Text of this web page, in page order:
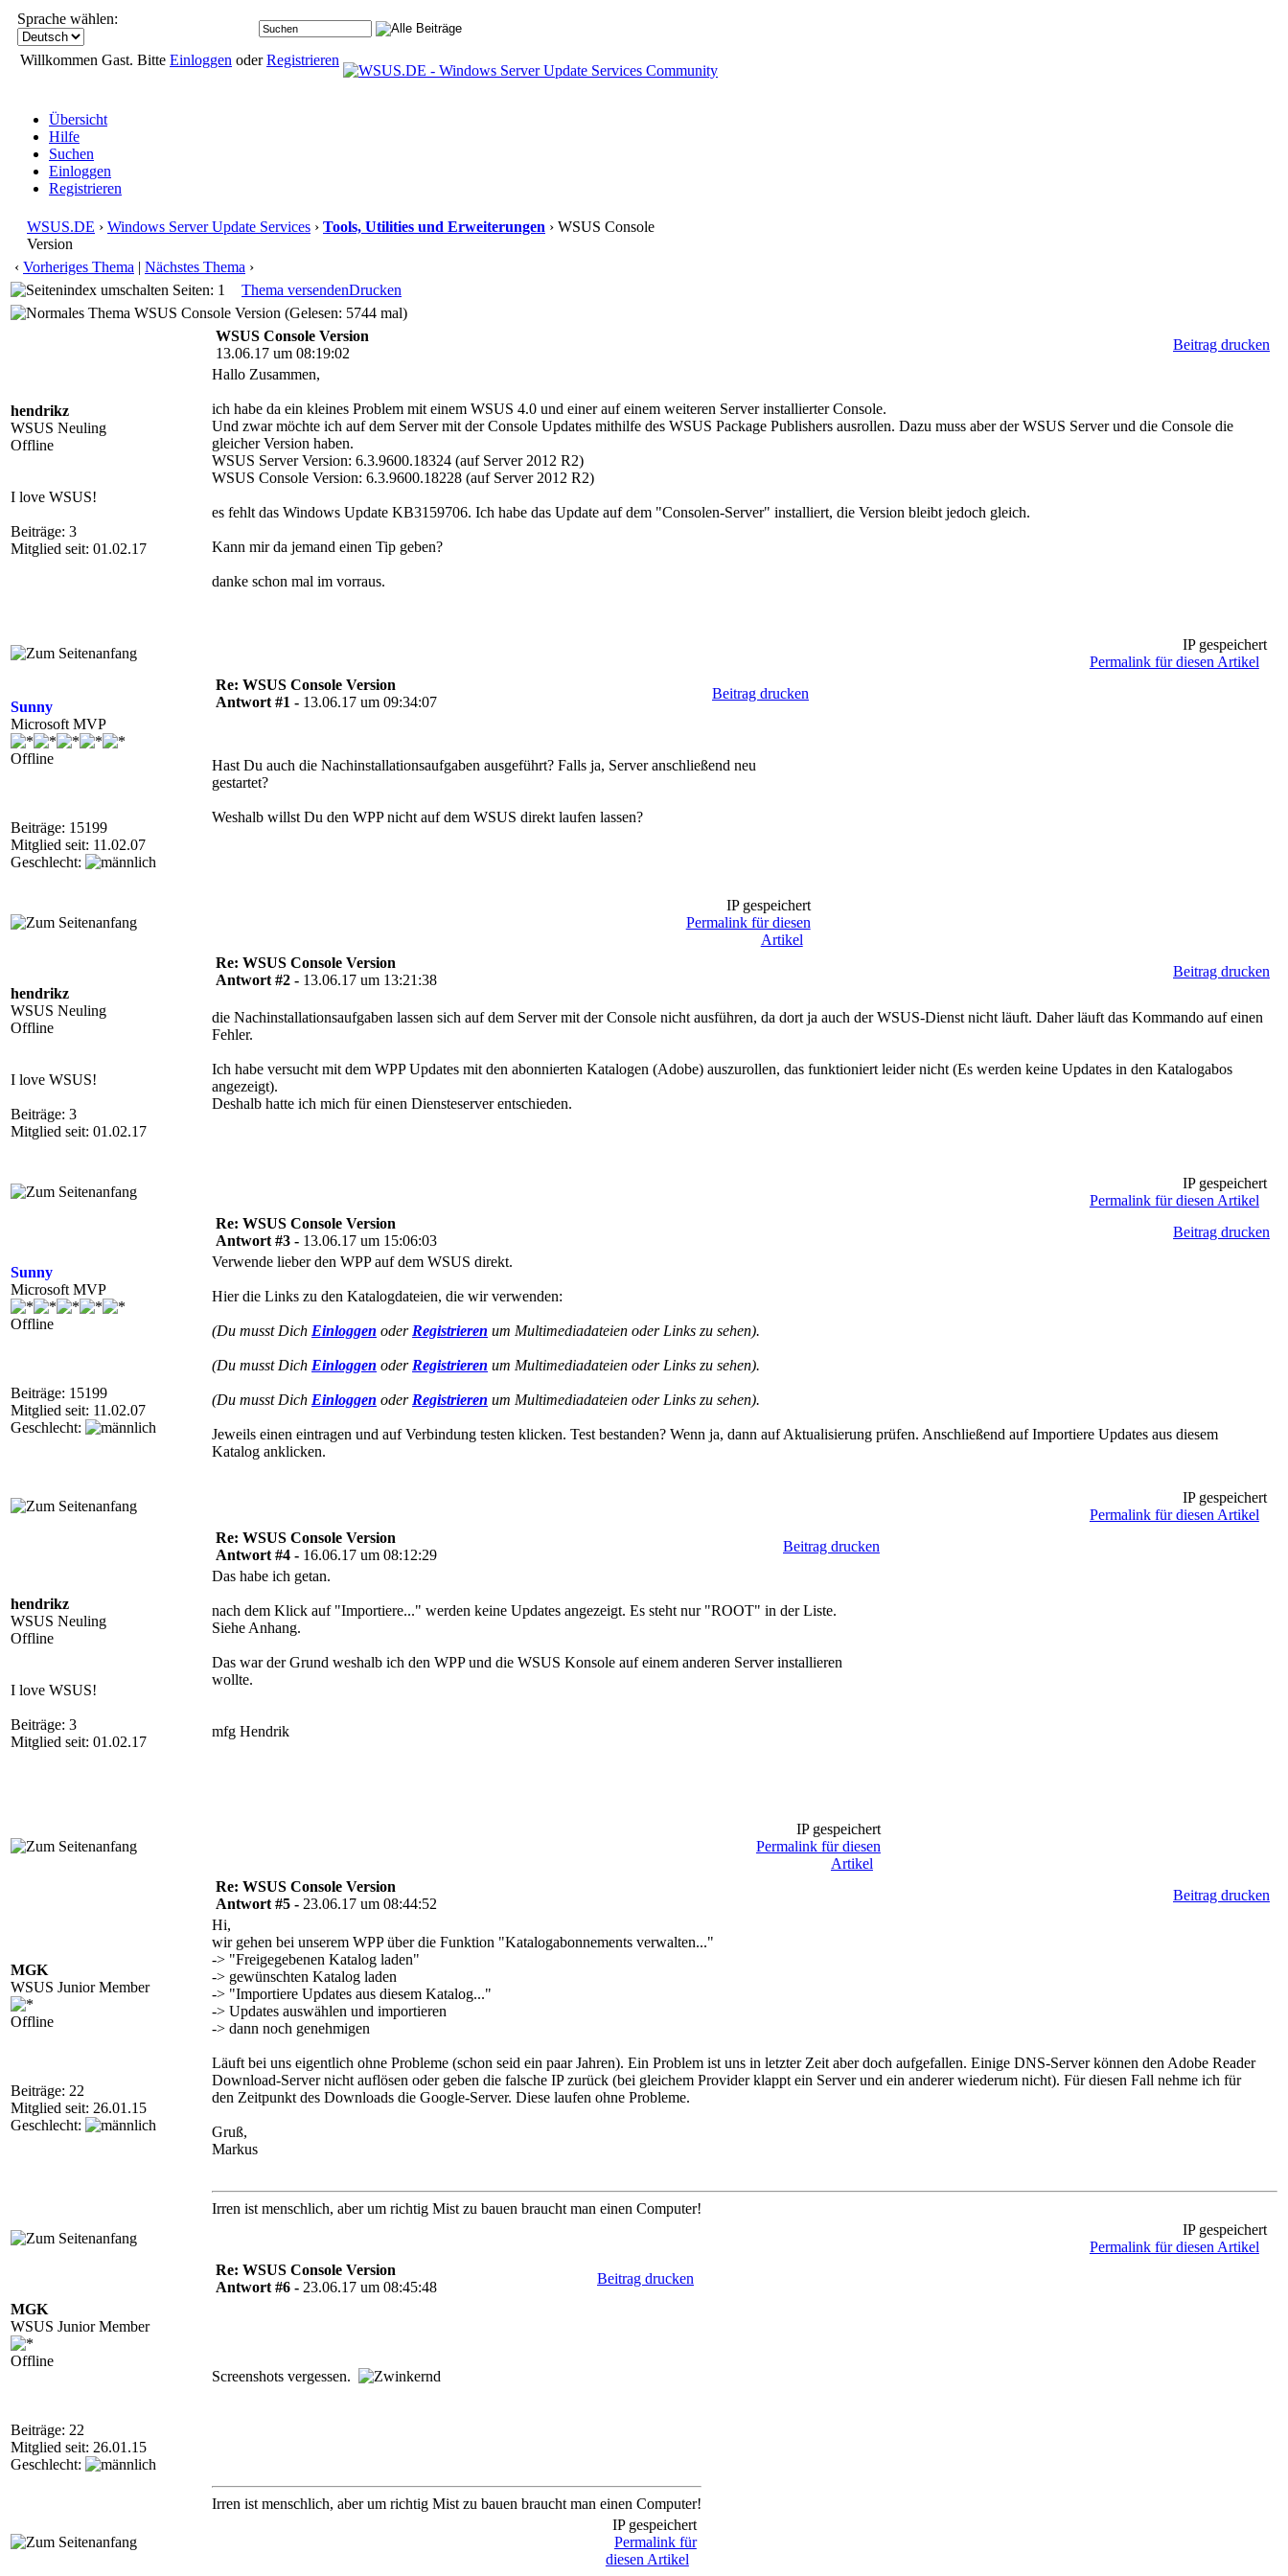
Sprache wählen:
Willkommen Gast. Bitte Einloggen oderRegistrieren
Übersicht
Hilfe
Suchen
Einloggen
Registrieren
WSUS.DE › Windows Server Update Services › Tools, Utilities und Erweiterungen › WSUS Console
Version
‹ Vorheriges Thema | Nächstes Thema ›
Seiten: 1
Thema versendenDrucken
WSUS Console Version (Gelesen: 5744 mal)
hendrikz
WSUS Neuling
Offline
I love WSUS!
Beiträge: 3
Mitglied seit: 01.02.17
WSUS Console Version
13.06.17 um 08:19:02
Beitrag drucken
Hallo Zusammen,
ich habe da ein kleines Problem mit einem WSUS 4.0 und einer auf einem weiteren Server installierter Console.
Und zwar möchte ich auf dem Server mit der Console Updates mithilfe des WSUS Package Publishers ausrollen. Dazu muss aber der WSUS Server und die Console die
gleicher Version haben.
WSUS Server Version: 6.3.9600.18324 (auf Server 2012 R2)
WSUS Console Version: 6.3.9600.18228 (auf Server 2012 R2)
es fehlt das Windows Update KB3159706. Ich habe das Update auf dem "Consolen-Server" installiert, die Version bleibt jedoch gleich.
Kann mir da jemand einen Tip geben?
danke schon mal im vorraus.
IP gespeichert
Permalink für diesen Artikel
Sunny
Microsoft MVP
Offline
Beiträge: 15199
Mitglied seit: 11.02.07
Geschlecht:
Re: WSUS Console Version
Antwort #1 - 13.06.17 um 09:34:07
Beitrag drucken
Hast Du auch die Nachinstallationsaufgaben ausgeführt? Falls ja, Server anschließend neu
gestartet?
Weshalb willst Du den WPP nicht auf dem WSUS direkt laufen lassen?
IP gespeichert
Permalink für diesen
Artikel
hendrikz
WSUS Neuling
Offline
I love WSUS!
Beiträge: 3
Mitglied seit: 01.02.17
Re: WSUS Console Version
Antwort #2 - 13.06.17 um 13:21:38
Beitrag drucken
die Nachinstallationsaufgaben lassen sich auf dem Server mit der Console nicht ausführen, da dort ja auch der WSUS-Dienst nicht läuft. Daher läuft das Kommando auf einen
Fehler.
Ich habe versucht mit dem WPP Updates mit den abonnierten Katalogen (Adobe) auszurollen, das funktioniert leider nicht (Es werden keine Updates in den Katalogabos
angezeigt).
Deshalb hatte ich mich für einen Diensteserver entschieden.
IP gespeichert
Permalink für diesen Artikel
Sunny
Microsoft MVP
Offline
Beiträge: 15199
Mitglied seit: 11.02.07
Geschlecht:
Re: WSUS Console Version
Antwort #3 - 13.06.17 um 15:06:03
Beitrag drucken
Verwende lieber den WPP auf dem WSUS direkt.
Hier die Links zu den Katalogdateien, die wir verwenden:
(Du musst Dich Einloggen oder Registrieren um Multimediadateien oder Links zu sehen).
(Du musst Dich Einloggen oder Registrieren um Multimediadateien oder Links zu sehen).
(Du musst Dich Einloggen oder Registrieren um Multimediadateien oder Links zu sehen).
Jeweils einen eintragen und auf Verbindung testen klicken. Test bestanden? Wenn ja, dann auf Aktualisierung prüfen. Anschließend auf Importiere Updates aus diesem
Katalog anklicken.
IP gespeichert
Permalink für diesen Artikel
hendrikz
WSUS Neuling
Offline
I love WSUS!
Beiträge: 3
Mitglied seit: 01.02.17
Re: WSUS Console Version
Antwort #4 - 16.06.17 um 08:12:29
Beitrag drucken
Das habe ich getan.
nach dem Klick auf "Importiere..." werden keine Updates angezeigt. Es steht nur "ROOT" in der Liste.
Siehe Anhang.
Das war der Grund weshalb ich den WPP und die WSUS Konsole auf einem anderen Server installieren
wollte.
mfg Hendrik
IP gespeichert
Permalink für diesen
Artikel
MGK
WSUS Junior Member
Offline
Beiträge: 22
Mitglied seit: 26.01.15
Geschlecht:
Re: WSUS Console Version
Antwort #5 - 23.06.17 um 08:44:52
Beitrag drucken
Hi,
wir gehen bei unserem WPP über die Funktion "Katalogabonnements verwalten..."
-> "Freigegebenen Katalog laden"
-> gewünschten Katalog laden
-> "Importiere Updates aus diesem Katalog..."
-> Updates auswählen und importieren
-> dann noch genehmigen
Läuft bei uns eigentlich ohne Probleme (schon seid ein paar Jahren). Ein Problem ist uns in letzter Zeit aber doch aufgefallen. Einige DNS-Server können den Adobe Reader
Download-Server nicht auflösen oder geben die falsche IP zurück (bei gleichem Provider klappt ein Server und ein anderer wiederum nicht). Für diesen Fall nehme ich für
den Zeitpunkt des Downloads die Google-Server. Diese laufen ohne Probleme.
Gruß,
Markus
Irren ist menschlich, aber um richtig Mist zu bauen braucht man einen Computer!
IP gespeichert
Permalink für diesen Artikel
MGK
WSUS Junior Member
Offline
Beiträge: 22
Mitglied seit: 26.01.15
Geschlecht:
Re: WSUS Console Version
Antwort #6 - 23.06.17 um 08:45:48
Beitrag drucken
Screenshots vergessen.
Irren ist menschlich, aber um richtig Mist zu bauen braucht man einen Computer!
IP gespeichert
Permalink für
diesen Artikel